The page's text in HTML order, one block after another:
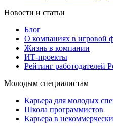
Новости и статьи
Блог
О компаниях в игровой
Жизнь в компании
ИТ-проекты
Рейтинг работодателей
Молодым специалистам
Карьера для молодых
Школа программистов
Карьера в